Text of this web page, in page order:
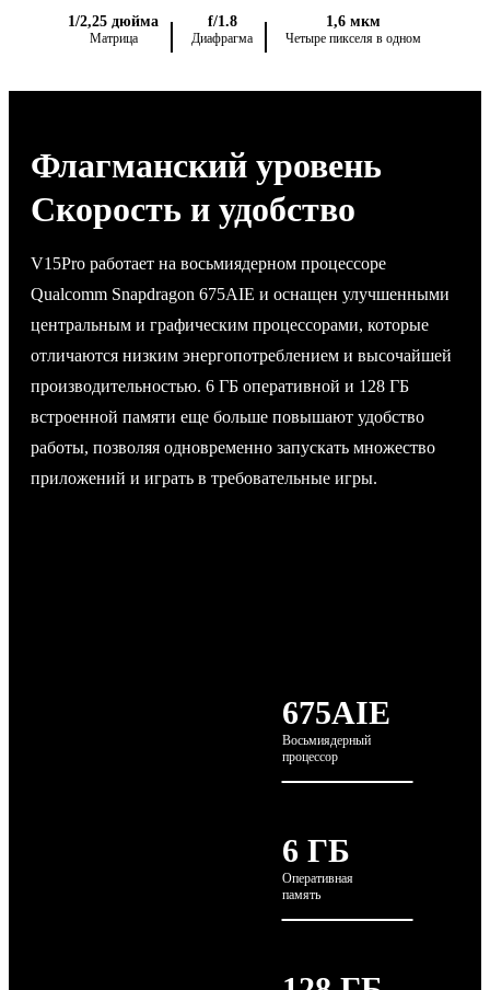
1/2,25 дюйма
Матрица
f/1.8
Диафрагма
1,6 мкм
Четыре пикселя в одном
Флагманский уровень
Скорость и удобство
V15Pro работает на восьмиядерном процессоре
Qualcomm Snapdragon 675AIE и оснащен улучшенными
центральным и графическим процессорами, которые
отличаются низким энергопотреблением и высочайшей
производительностью. 6 ГБ оперативной и 128 ГБ
встроенной памяти еще больше повышают удобство
работы, позволяя одновременно запускать множество
приложений и играть в требовательные игры.
675AIE
Восьмиядерный
процессор
6 ГБ
Оперативная
память